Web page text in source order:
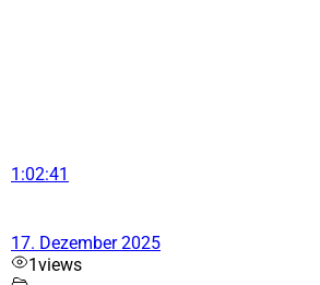
1:02:41
17. Dezember 2025
1views